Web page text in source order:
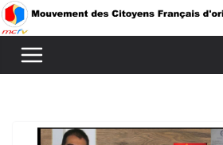
Passer
au
contenu